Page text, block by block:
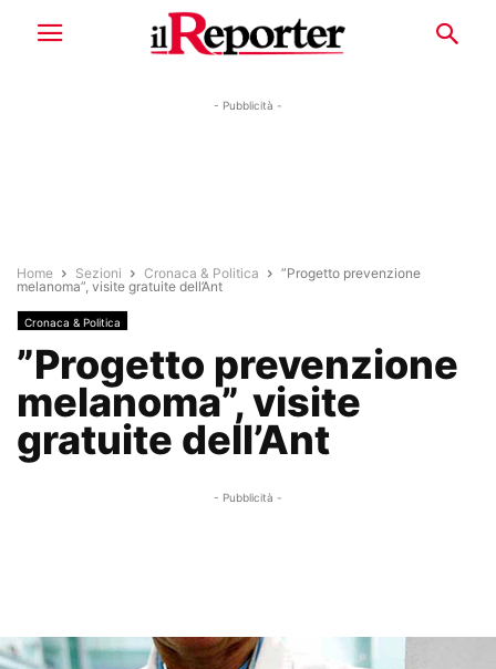
- Pubblicità -
Home Sezioni Cronaca & Politica
”Progetto prevenzione
melanoma”, visite gratuite dell’Ant
Cronaca & Politica
”Progetto prevenzione
melanoma”, visite
gratuite dell’Ant
- Pubblicità -